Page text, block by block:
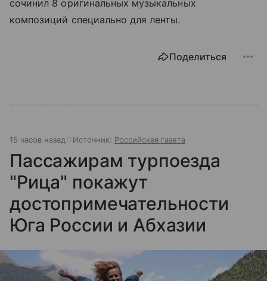
сочинил 8 оригинальных музыкальных
композиций специально для ленты.
Поделиться
15 часов назад Источник: Российская газета
Пассажирам турпоезда
"Рица" покажут
достопримечательности
Юга России и Абхазии